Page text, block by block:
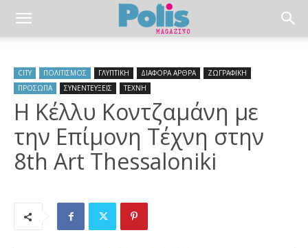
CITY ΠΟΛΙΤΙΣΜΟΣ ΓΛΥΠΤΙΚΗ ΔΙΑΦΟΡΑ ΑΡΘΡΑ
ΖΩΓΡΑΦΙΚΗ
ΠΡΟΣΩΠΑ
ΣΥΝΕΝΤΕΥΞΕΙΣ ΤΕΧΝΗ
Η Κέλλυ Κοντζαμάνη με
την Επίμονη Τέχνη στην
8th Art Thessaloniki